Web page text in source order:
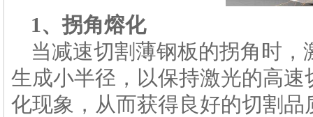
1、拐角熔化
当减速切割薄钢板的拐角时
生成小半径，以保持激光的高
化现象，从而获得良好的切割